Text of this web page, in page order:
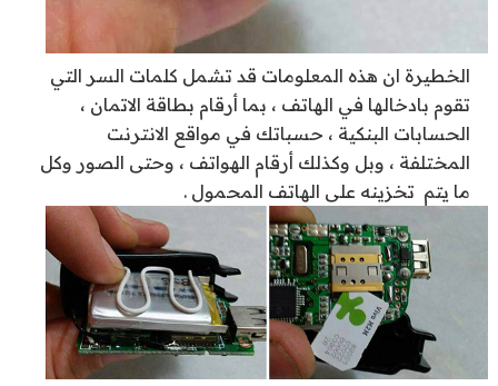
الخطيرة ان هذه المعلومات قد تشمل كلمات السر التي
تقوم بادخالها في الهاتف ، بما أرقام بطاقة الاتمان ،
الحسابات البنكية ، حسباتك في مواقع الانترنت
المختلفة ، وبل وكذلك أرقام الهواتف ، وحتى الصور وكل
ما يتم تخزينه على الهاتف المحمول .